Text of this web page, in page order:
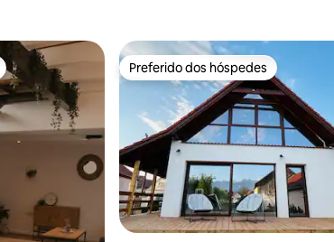
Preferido dos hóspedes
Preferido dos hóspedes